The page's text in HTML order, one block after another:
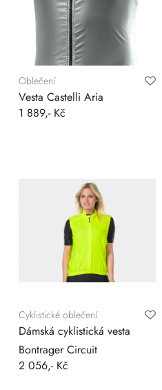
Oblečení
Vesta Castelli Aria
1 889,- Kč
Cyklistické oblečení
Dámská cyklistická vesta
Bontrager Circuit
2 056,- Kč